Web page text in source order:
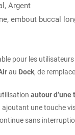
Argent
embout buccal
pour les
au Dock, de
autour d’une
, ajoutant une touche
sans